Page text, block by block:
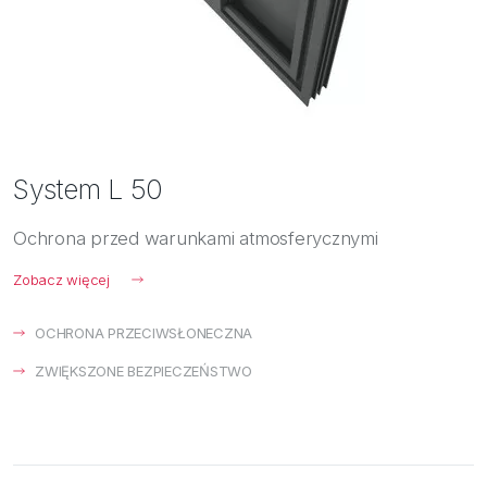
System L 50
Ochrona przed warunkami atmosferycznymi
Zobacz więcej
OCHRONA PRZECIWSŁONECZNA
ZWIĘKSZONE BEZPIECZEŃSTWO